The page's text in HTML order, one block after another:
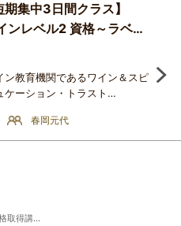
る受講者が資格を取得してお
準のワイン資格とされていま
るアカデミー・デュ・ヴァンで
集中3日間クラス】
ンレベル2 資格～ラベル
日本語：3日間＋認定試
ン教育機関であるワイン＆スピ
ケーション・トラスト
キュラムを基に、ワインに関
識を体系的に学ぶ講座です。最
アカデミー・デュ・ヴァンで
春岡元代
WSET®資格取得講座一覧